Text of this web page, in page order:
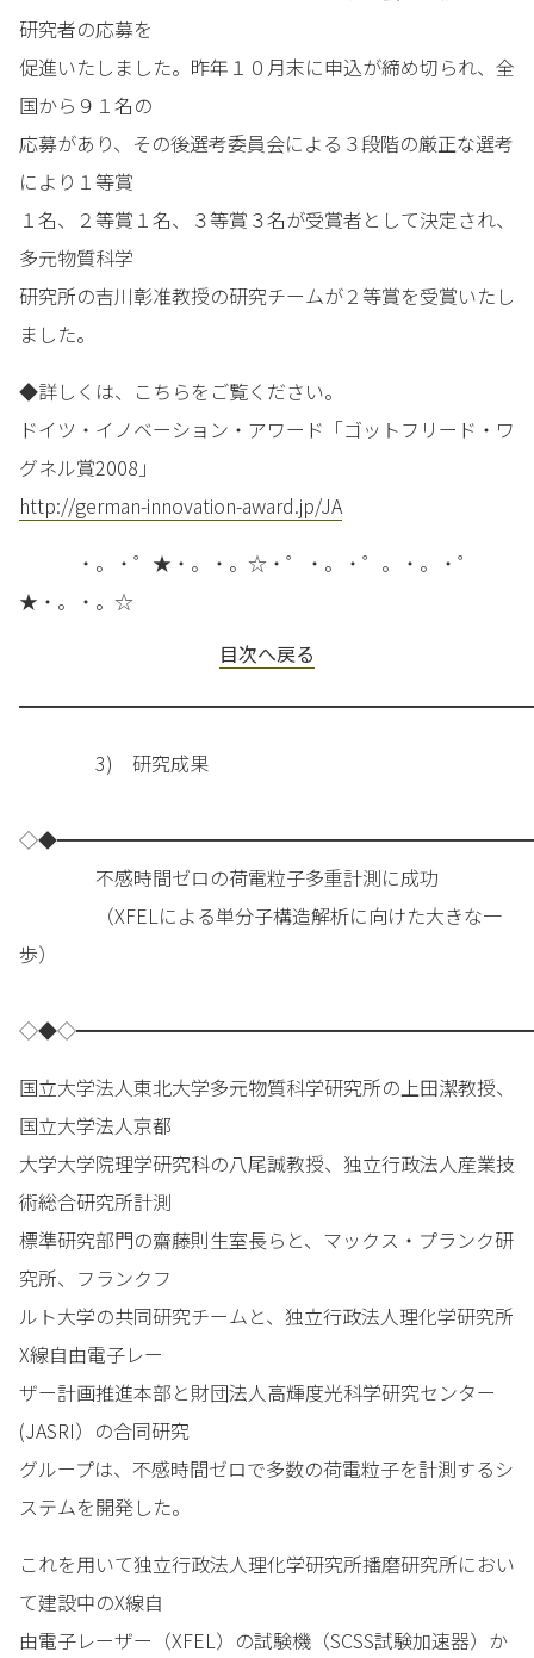
研究者の応募を
促進いたしました。昨年１０月末に申込が締め切られ、全
国から９１名の
応募があり、その後選考委員会による３段階の厳正な選考
により１等賞
１名、２等賞１名、３等賞３名が受賞者として決定され、
多元物質科学
研究所の吉川彰准教授の研究チームが２等賞を受賞いたし
ました。
◆詳しくは、こちらをご覧ください。
ドイツ・イノベーション・アワード「ゴットフリード・ワ
グネル賞2008」
http://german-innovation-award.jp/JA
・。・゜★・。・。☆・゜・。・゜。・。・゜
★・。・。☆
目次へ戻る
3) 研究成果
不感時間ゼロの荷電粒子多重計測に成功
（XFELによる単分子構造解析に向けた大きな一
歩）
国立大学法人東北大学多元物質科学研究所の上田潔教授、
国立大学法人京都
大学大学院理学研究科の八尾誠教授、独立行政法人産業技
術総合研究所計測
標準研究部門の齋藤則生室長らと、マックス・プランク研
究所、フランクフ
ルト大学の共同研究チームと、独立行政法人理化学研究所
X線自由電子レー
ザー計画推進本部と財団法人高輝度光科学研究センター
(JASRI）の合同研究
グループは、不感時間ゼロで多数の荷電粒子を計測するシ
ステムを開発した。
これを用いて独立行政法人理化学研究所播磨研究所におい
て建設中のX線自
由電子レーザー（XFEL）の試験機（SCSS試験加速器）か